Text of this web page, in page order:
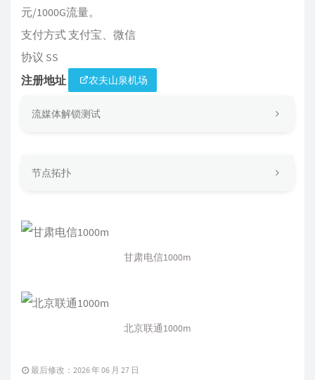
元/1000G流量。
支付方式 支付宝、微信
协议 SS
注册地址
农夫山泉机场
流媒体解锁测试
节点拓扑
甘肃电信1000m
北京联通1000m
最后修改：2026 年 06 月 27 日